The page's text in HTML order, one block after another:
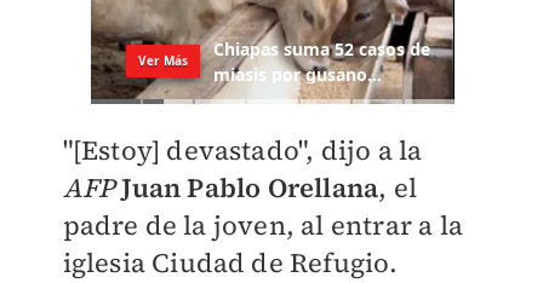
"[Estoy] devastado", dijo a la
AFPJuan Pablo Orellana, el
padre de la joven, al entrar a la
iglesia Ciudad de Refugio.